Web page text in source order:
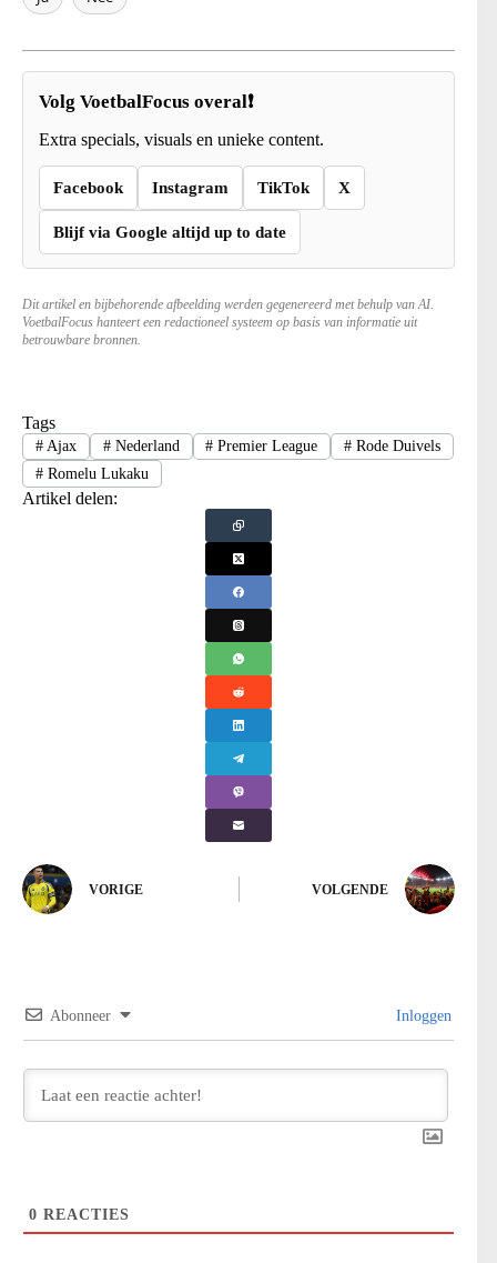
Volg VoetbalFocus overal❗
Extra specials, visuals en unieke content.
Facebook Instagram TikTok X
Blijf via Google altijd up to date
Dit artikel en bijbehorende afbeelding werden gegenereerd met behulp van AI.
VoetbalFocus hanteert een redactioneel systeem op basis van informatie uit
betrouwbare bronnen.
Tags
#Ajax #Nederland # Premier League # Rode Duivels
#Romelu Lukaku
Artikel delen:
VORIGE VOLGENDE
Abonneer Inloggen
0 REACTIES